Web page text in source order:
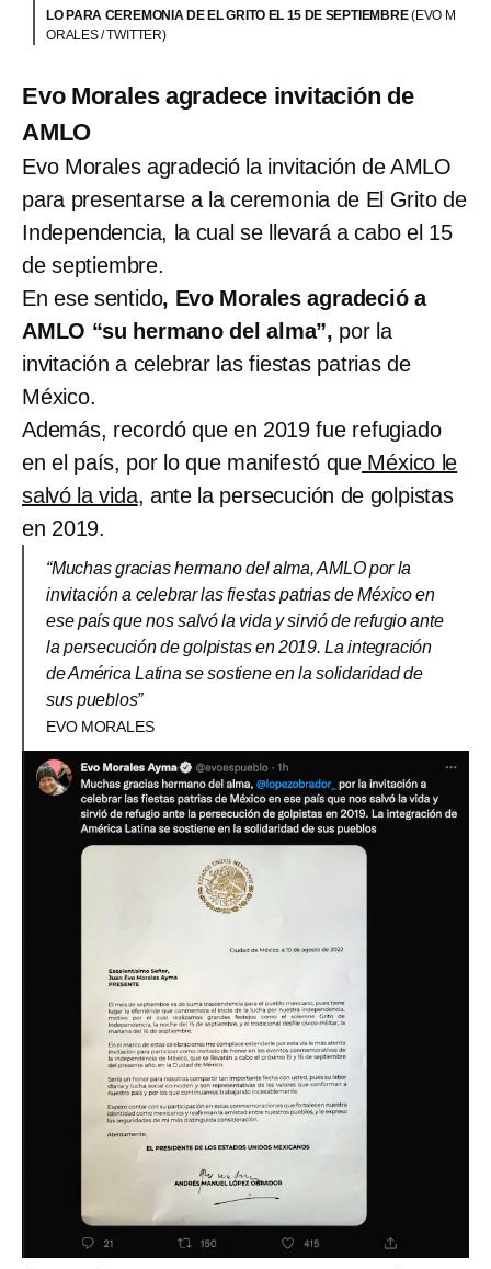
LO PARA CEREMONIA DE EL GRITO EL 15 DE SEPTIEMBRE(EVO M
ORALES / TWITTER)
Evo Morales agradece invitación de
AMLO
Evo Morales agradeció la invitación de AMLO
para presentarse a la ceremonia de El Grito de
Independencia, la cual se llevará a cabo el 15
de septiembre.
En ese sentido, Evo Morales agradeció a
AMLO “su hermano del alma”, por la
invitación a celebrar las fiestas patrias de
México.
Además, recordó que en 2019 fue refugiado
en el país, por lo que manifestó que México le
salvó la vida, ante la persecución de golpistas
en 2019.
“Muchas gracias hermano del alma, AMLO por la
invitación a celebrar las fiestas patrias de México en
ese país que nos salvó la vida y sirvió de refugio ante
la persecución de golpistas en 2019. La integración
de América Latina se sostiene en la solidaridad de
sus pueblos”
EVO MORALES